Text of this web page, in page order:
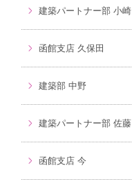
建築パートナー部 小崎
函館支店 久保田
建築部 中野
建築パートナー部 佐藤
函館支店 今